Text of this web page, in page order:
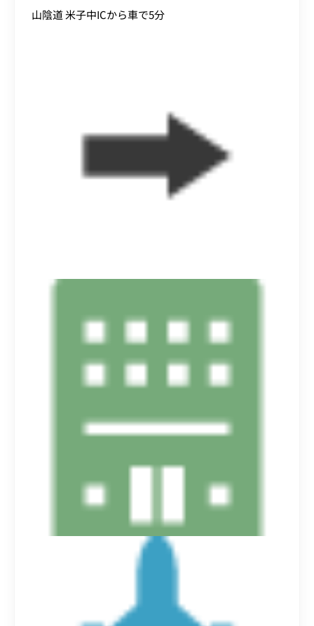
山陰道 米子中ICから車で5分